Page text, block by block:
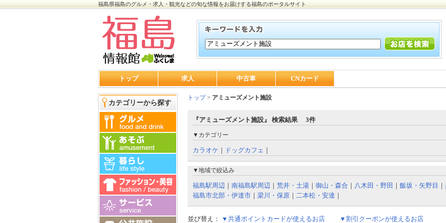
福島県福島のグルメ・求人・観光などの旬な情報をお届けする福島のポータルサイト
トップ 求人 中古車 CNカード
カテゴリーから探す
トップ> アミューズメント施設
『アミューズメント施設』 検索結果 3件
▼カテゴリー
カラオケ ｜ ドッグカフェ ｜
▼地域で絞込み
福島駅周辺 ｜ 南福島駅周辺 ｜ 荒井・土湯 ｜ 御山・森合 ｜ 八木田・野田 ｜ 飯坂・矢野目 ｜
福島市北部・伊達市 ｜ 梁川・保原 ｜ 二本松・安達 ｜
並び替え： ▼共通ポイントカードが使えるお店
▼割引クーポンが使えるお店